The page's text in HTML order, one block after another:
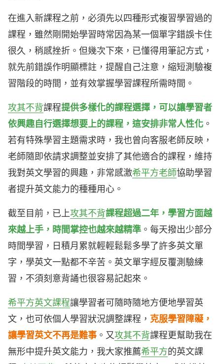
在進入新課程之前，必須先以四種形式複習學習過的
課程，雖然剛開始學習時常因為某一個單字錯誤卡住
很久，稍感挫折。但幾次下來，已懂得用筆記方式，
就先前錯誤作明顯標註，提醒自己注意，縮短測驗複
習階段的時間，並有效掌握學習課程所需時間。
攻其不背課程提供多樣化的課程選擇，可以讓學習者
依興趣自行選擇想要上的課程，這安排非常人性化 。
若有特殊學習主題需求時，我也曾向客服老師反映，
老師隨即依請求調整並安排了其他適合的課程，維持
我對英文學習的興趣，非常感激希平方老師協助學習
者提升英文能力的種種用心。
截至目前，已上攻其不背課程超過二年，學習方面越
來越上手，時間掌控也越來越精準 。每天撥出少部分
時間學習，日積月累就輕輕鬆鬆多學了許多英文單
字，學英文一點都不辛苦。英文單字經反覆測驗練
習，不須刻意背誦也很容易記起來。
希平方英文課程讓學習者可隨時隨地方便地學習英
文，也可依個人學習狀況調整課程， 克服學習障礙，
讓學習英文不再是難事 。又攻其不背課程更幫助我在
無形中提升英文能力，我大家推薦希平方的英文課